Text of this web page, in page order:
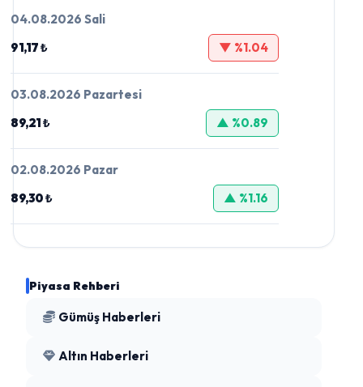
04.08.2026 Sali
91,17 ₺
▼ %1.04
03.08.2026 Pazartesi
89,21 ₺
▲ %0.89
02.08.2026 Pazar
89,30 ₺
▲ %1.16
Piyasa Rehberi
Gümüş Haberleri
Altın Haberleri